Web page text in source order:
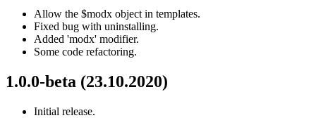
Allow the $modx object in templates.
Fixed bug with uninstalling.
Added 'modx' modifier.
Some code refactoring.
1.0.0-beta (23.10.2020)
Initial release.